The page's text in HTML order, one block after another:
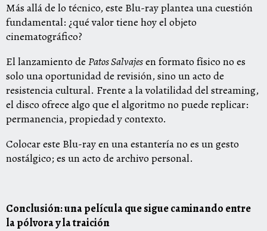
Más allá de lo técnico, este Blu-ray plantea una cuestión
fundamental: ¿qué valor tiene hoy el objeto
cinematográfico?
El lanzamiento de Patos Salvajesen formato físico no es
solo una oportunidad de revisión, sino un acto de
resistencia cultural. Frente a la volatilidad del streaming,
el disco ofrece algo que el algoritmo no puede replicar:
permanencia, propiedad y contexto.
Colocar este Blu-ray en una estantería no es un gesto
nostálgico; es un acto de archivo personal.
Conclusión: una película que sigue caminando entre
la pólvora y la traición